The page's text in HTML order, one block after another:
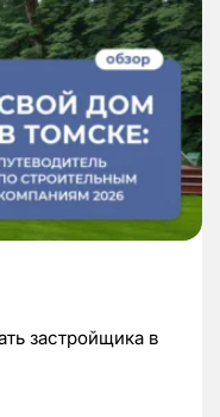
застройщика в